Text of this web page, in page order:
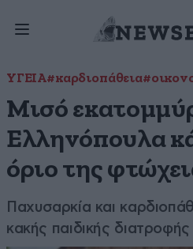
ΥΓΕΙΑ#καρδιοπάθεια
Μισό
Ελληνόπουλα
όριο της
Παχυσαρκία και
κακής παιδικής διατροφής